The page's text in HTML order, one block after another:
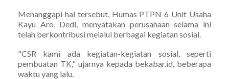
Menanggapi hal tersebut, Humas PTPN 6 Unit Usaha
Kayu Aro, Dedi, menyatakan perusahaan selama ini
telah berkontribusi melalui berbagai kegiatan sosial.
"CSR kami ada kegiatan-kegiatan sosial, seperti
pembuatan TK," ujarnya kepada bekabar.id, beberapa
waktu yang lalu.